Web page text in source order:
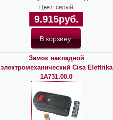
Цвет: серый
9.915руб.
Замок накладной
электромеханический Cisa Elettrika
1А731.00.0